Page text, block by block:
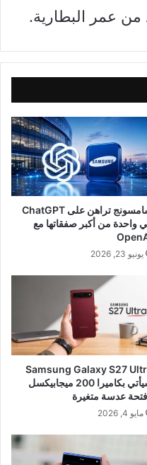
من عمر البطارية.
سامسونج تراهن على ChatGPT
واحدة من أكبر صفقاتها مع
يونيو 23, 2026
Samsung Galaxy S27
سيأتي بكاميرا 200 ميجابيكسل
عدسة متغيرة
مايو 4, 2026